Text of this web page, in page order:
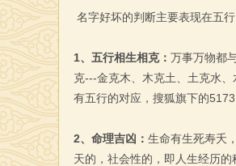
名字好坏的判断主要表现在五
1、五行相生相克： 万事万物都
克---金克木、木克土、土克水
有五行的对应，搜狐旗下的
2、命理吉凶： 生命有生死寿夭
天的，社会性的，即人生经历